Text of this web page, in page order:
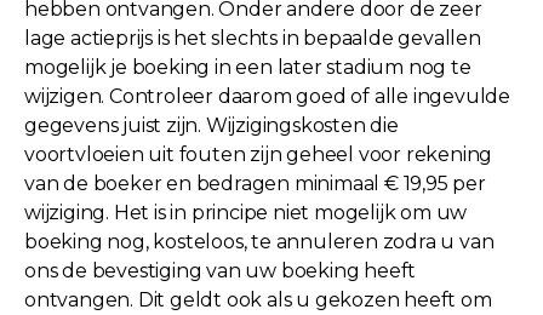
hebben ontvangen. Onder andere door de zeer
lage actieprijs is het slechts in bepaalde gevallen
mogelijk je boeking in een later stadium nog te
wijzigen. Controleer daarom goed of alle ingevulde
gegevens juist zijn. Wijzigingskosten die
voortvloeien uit fouten zijn geheel voor rekening
van de boeker en bedragen minimaal € 19,95 per
wijziging. Het is in principe niet mogelijk om uw
boeking nog, kosteloos, te annuleren zodra u van
ons de bevestiging van uw boeking heeft
ontvangen. Dit geldt ook als u gekozen heeft om